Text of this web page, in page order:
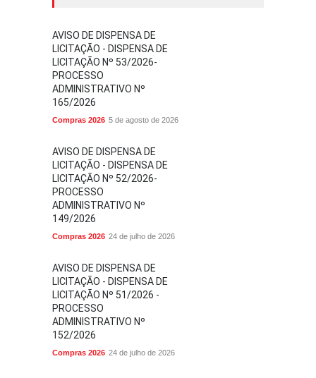
AVISO DE DISPENSA DE
LICITAÇÃO - DISPENSA DE
LICITAÇÃO Nº 53/2026-
PROCESSO
ADMINISTRATIVO Nº
165/2026
Compras 2026 5 de agosto de 2026
AVISO DE DISPENSA DE
LICITAÇÃO - DISPENSA DE
LICITAÇÃO Nº 52/2026-
PROCESSO
ADMINISTRATIVO Nº
149/2026
Compras 2026 24 de julho de 2026
AVISO DE DISPENSA DE
LICITAÇÃO - DISPENSA DE
LICITAÇÃO Nº 51/2026 -
PROCESSO
ADMINISTRATIVO Nº
152/2026
Compras 2026 24 de julho de 2026